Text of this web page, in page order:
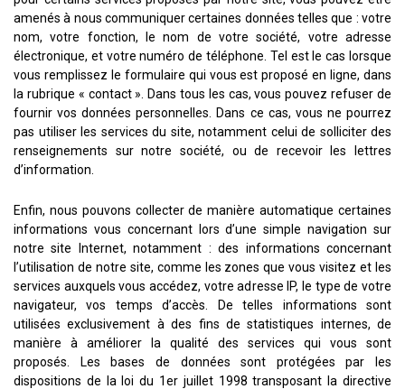
amenés à nous communiquer certaines données telles que : votre
nom, votre fonction, le nom de votre société, votre adresse
électronique, et votre numéro de téléphone. Tel est le cas lorsque
vous remplissez le formulaire qui vous est proposé en ligne, dans
la rubrique « contact ». Dans tous les cas, vous pouvez refuser de
fournir vos données personnelles. Dans ce cas, vous ne pourrez
pas utiliser les services du site, notamment celui de solliciter des
renseignements sur notre société, ou de recevoir les lettres
d’information.
Enfin, nous pouvons collecter de manière automatique certaines
informations vous concernant lors d’une simple navigation sur
notre site Internet, notamment : des informations concernant
l’utilisation de notre site, comme les zones que vous visitez et les
services auxquels vous accédez, votre adresse IP, le type de votre
navigateur, vos temps d’accès. De telles informations sont
utilisées exclusivement à des fins de statistiques internes, de
manière à améliorer la qualité des services qui vous sont
proposés. Les bases de données sont protégées par les
dispositions de la loi du 1er juillet 1998 transposant la directive